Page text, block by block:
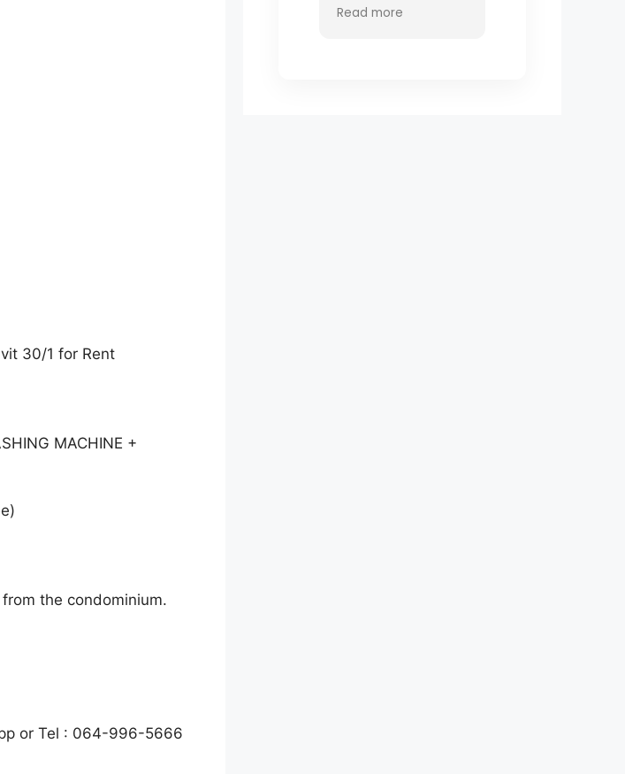
30/1 for Rent
MACHINE +
the condominium.
or Tel : 064-996-5666
놓친 것 까지 세세하게
먼저 챙겨주어서 좋은
Read more